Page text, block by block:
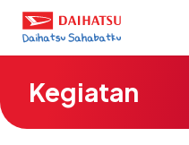
Kegiatan